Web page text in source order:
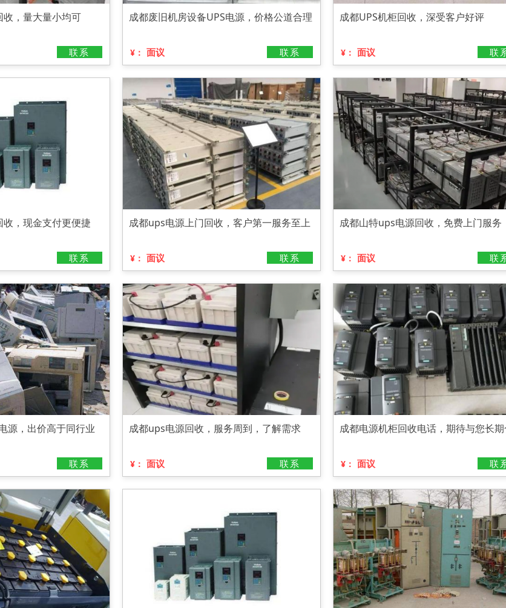
，量大量小均可
联系
成都废旧机房设备UPS电源，价格公道合理
¥： 面议 联系
成都UPS机柜回收，深受客户好评
¥： 面议 联
，现金支付更便捷
联系
成都ups电源上门回收，客户第一服务至上
¥： 面议 联系
成都山特ups电源回收，免费上门服务
¥： 面议 联
源，出价高于同行业
联系
成都ups电源回收，服务周到，了解需求
¥： 面议 联系
成都电源机柜回收电话，期待与您长
¥： 面议 联